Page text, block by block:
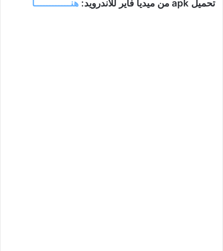
تحميل apk من ميديا فاير للاندرويد: هنــــــــــــا